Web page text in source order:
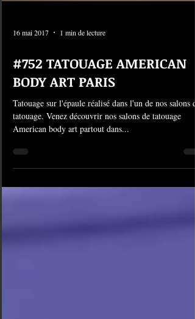
#752 TATOUAGE AMERICAN
BODY ART PARIS
Tatouage sur l'épaule réalisé dans l'un de nos salons de
tatouage. Venez découvrir nos salons de tatouage
American body art partout dans...